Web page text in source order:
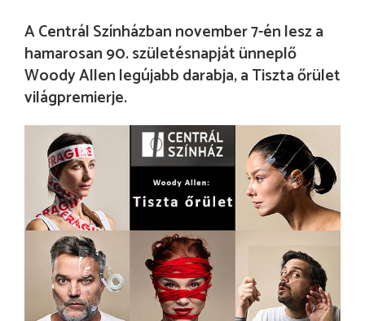
A Centrál Színházban november 7-én lesz a
hamarosan 90. születésnapját ünneplő
Woody Allen legújabb darabja, a Tiszta őrület
világpremierje.